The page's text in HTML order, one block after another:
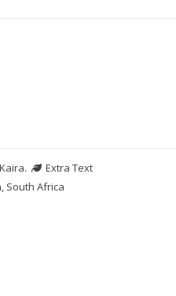
Kaira.
Extra Text
South Africa